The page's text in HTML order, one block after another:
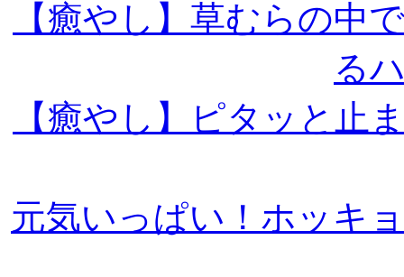
【癒やし】草むらの
る
【癒やし】ピタッと止
元気いっぱい！ホッキ